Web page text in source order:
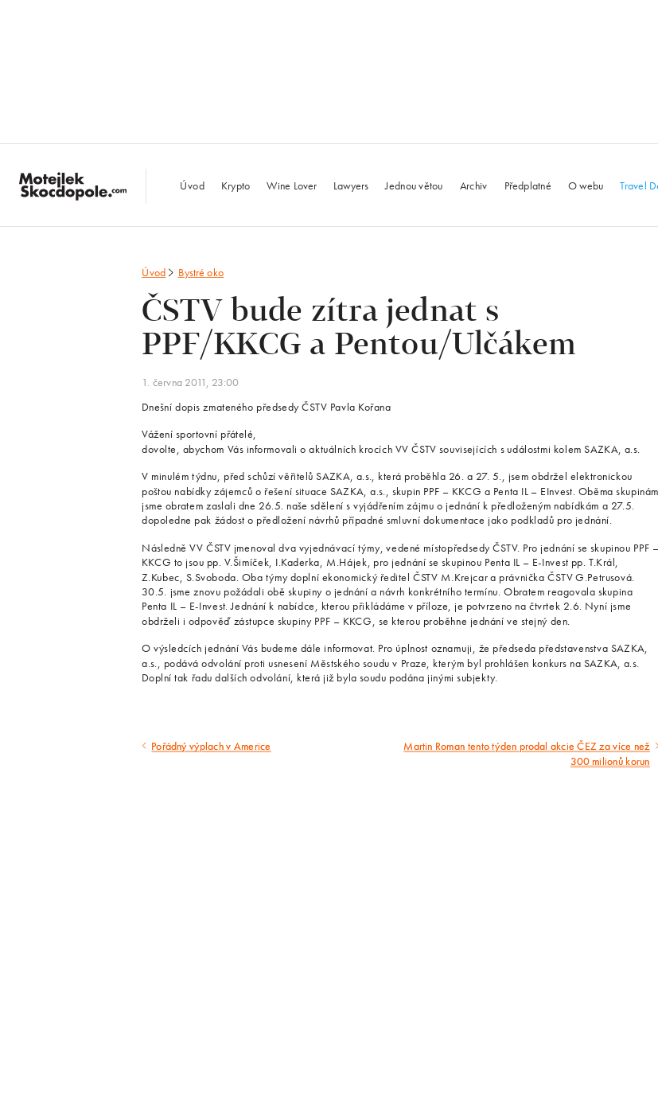
MotejlekSkocdopole.com
Úvod Krypto Wine Lover Lawyers Jednou větou Archiv Předplatné O webu Travel
Úvod Bystré oko
ČSTV bude zítra jednat s
PPF/KKCG a Pentou/Ulčákem
1. června 2011, 23:00
Dnešní dopis zmateného předsedy ČSTV Pavla Kořana
Vážení sportovní přátelé,
dovolte, abychom Vás informovali o aktuálních krocích VV ČSTV souvisejících s událostmi kolem SAZKA, a.s.
V minulém týdnu, před schůzí věřitelů SAZKA, a.s., která proběhla 26. a 27. 5., jsem obdržel elektronickou
poštou nabídky zájemců o řešení situace SAZKA, a.s., skupin PPF – KKCG a Penta IL – EInvest. Oběma skupinám
jsme obratem zaslali dne 26.5. naše sdělení s vyjádřením zájmu o jednání k předloženým nabídkám a 27.5.
dopoledne pak žádost o předložení návrhů případné smluvní dokumentace jako podkladů pro jednání.
Následně VV ČSTV jmenoval dva vyjednávací týmy, vedené místopředsedy ČSTV. Pro jednání se skupinou PPF –
KKCG to jsou pp. V.Šimíček, I.Kaderka, M.Hájek, pro jednání se skupinou Penta IL – E-Invest pp. T.Král,
Z.Kubec, S.Svoboda. Oba týmy doplní ekonomický ředitel ČSTV M.Krejcar a právnička ČSTV G.Petrusová.
30.5. jsme znovu požádali obě skupiny o jednání a návrh konkrétního termínu. Obratem reagovala skupina
Penta IL – E-Invest. Jednání k nabídce, kterou přikládáme v příloze, je potvrzeno na čtvrtek 2.6. Nyní jsme
obdrželi i odpověď zástupce skupiny PPF – KKCG, se kterou proběhne jednání ve stejný den.
O výsledcích jednání Vás budeme dále informovat. Pro úplnost oznamuji, že předseda představenstva SAZKA,
a.s., podává odvolání proti usnesení Městského soudu v Praze, kterým byl prohlášen konkurs na SAZKA, a.s.
Doplní tak řadu dalších odvolání, která již byla soudu podána jinými subjekty.
Předcházející
Pořádný výplach v Americe
Následující
Martin Roman tento týden prodal akcie ČEZ za více než
300 milionů korun